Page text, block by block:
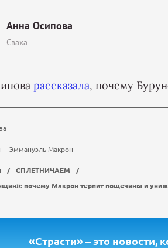
Анна Осипова
Сваха
рассказала, почему
Эммануэль Макрон
/ СПЛЕТНИЧАЕМ
/
почему Макрон терпит пощечины и
«Страсти» – это новости,